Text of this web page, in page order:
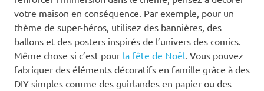
votre maison en conséquence. Par exemple, pour un
thème de super-héros, utilisez des bannières, des
ballons et des posters inspirés de l’univers des comics.
Même chose si c’est pour la fête de Noël. Vous pouvez
fabriquer des éléments décoratifs en famille grâce à des
DIY simples comme des guirlandes en papier ou des